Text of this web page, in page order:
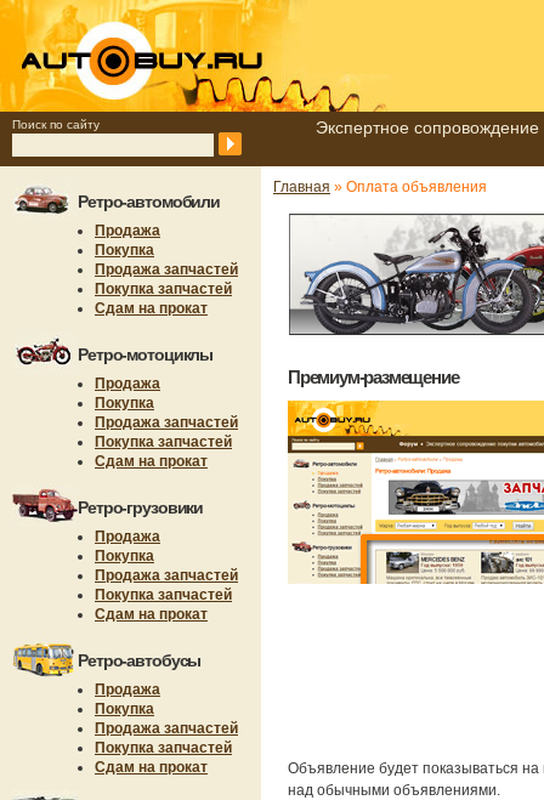
Поиск по сайту Экспертное
Ретро-автомобили
Продажа
Покупка
Продажа запчастей
Покупка запчастей
Сдам на прокат
Ретро-мотоциклы
Продажа
Покупка
Продажа запчастей
Покупка запчастей
Сдам на прокат
Ретро-грузовики
Продажа
Покупка
Продажа запчастей
Покупка запчастей
Сдам на прокат
Ретро-автобусы
Продажа
Покупка
Продажа запчастей
Покупка запчастей
Сдам на прокат
Главная » Оплата объявления
Премиум-размещение
Объявление будет показываться
над обычными объявлениями.